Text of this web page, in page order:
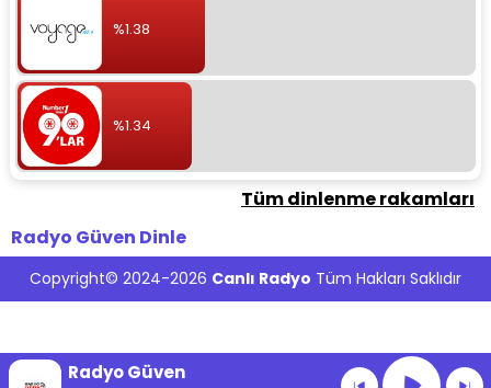
%1.38
%1.34
Tüm dinlenme rakamları
Radyo Güven Dinle
Copyright© 2024-2026 Canlı Radyo Tüm Hakları Saklıdır